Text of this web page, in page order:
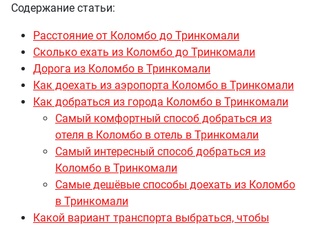
Содержание статьи:
Расстояние от Коломбо до Тринкомали
Сколько ехать из Коломбо до Тринкомали
Дорога из Коломбо в Тринкомали
Как доехать из аэропорта Коломбо в Тринкомали
Как добраться из города Коломбо в Тринкомали
Самый комфортный способ добраться из
отеля в Коломбо в отель в Тринкомали
Самый интересный способ добраться из
Коломбо в Тринкомали
Самые дешёвые способы доехать из Коломбо
в Тринкомали
Какой вариант транспорта выбраться, чтобы